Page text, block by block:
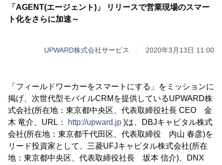
「AGENT(エージェント)」 リリースで営業現場のスマー
ト化をさらに加速～
UPWARD株式会社サービス 2020年3月13日 11:00
「フィールドワーカーをスマートにする」をミッションに
掲げ、次世代型モバイルCRMを提供しているUPWARD株
式会社(所在地：東京都中央区、代表取締役社長 CEO 金
木 竜介、URL：
http://upward.jp )は、DBJキャピタル株式
会社(所在地：東京都千代田区、代表取締役 内山 春彦)を
リード投資家として、三菱UFJキャピタル株式会社(所在
地：東京都中央区、代表取締役社長 坂本 信介)、DNX